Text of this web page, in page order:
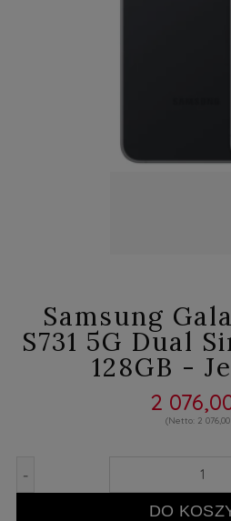
Samsung
S731 5G Dual
128GB -
2
2 076,00
-
DO